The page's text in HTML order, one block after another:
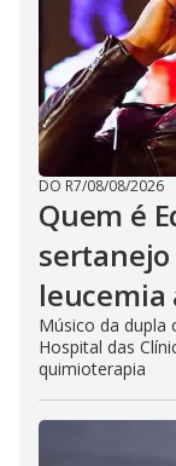
DO R7/08/08/2026
Quem é
leucemia
Músico da dupla
Hospital das
quimioterapia